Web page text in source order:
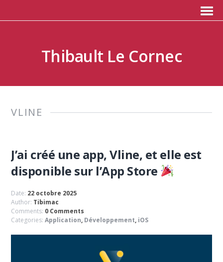
Thibault Le Cornec
VLINE
J’ai créé une app, Vline, et elle est
disponible sur l’App Store
Date: 22 octobre 2025
Author: Tibimac
Comments: 0 Comments
Categories:Application, Développement, iOS